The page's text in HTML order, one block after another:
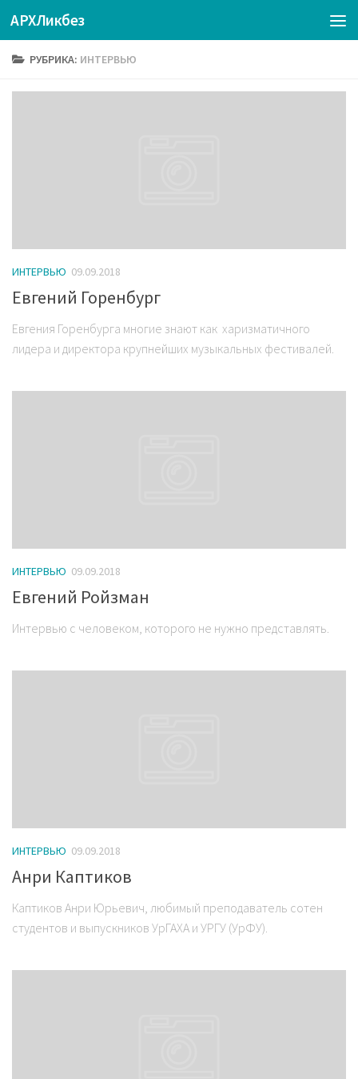
АРХЛикбез
РУБРИКА: ИНТЕРВЬЮ
ИНТЕРВЬЮ 09.09.2018
Евгений Горенбург
Евгения Горенбурга многие знают как харизматичного
лидера и директора крупнейших музыкальных фестивалей.
ИНТЕРВЬЮ 09.09.2018
Евгений Ройзман
Интервью с человеком, которого не нужно представлять.
ИНТЕРВЬЮ 09.09.2018
Анри Каптиков
Каптиков Анри Юрьевич, любимый преподаватель сотен
студентов и выпускников УрГАХА и УРГУ (УрФУ).